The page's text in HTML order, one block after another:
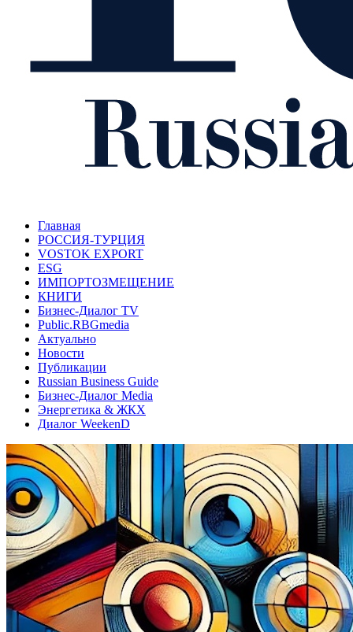
Главная
РОССИЯ-ТУРЦИЯ
VOSTOK EXPORT
ESG
ИМПОРТОЗМЕЩЕНИЕ
КНИГИ
Бизнес-Диалог TV
Public.RBGmedia
Актуально
Новости
Публикации
Russian Business Guide
Бизнес-Диалог Media
Энергетика & ЖКХ
Диалог WeekenD